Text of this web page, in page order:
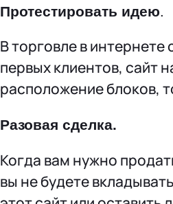
Протестировать идею.
В торговле в
первых клиентов, сайт
расположение блоков,
Разовая сделка.
Когда вам нужно
вы не будете